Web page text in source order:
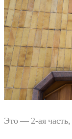
Это — 2-ая часть,